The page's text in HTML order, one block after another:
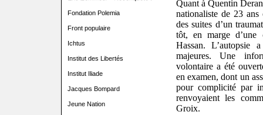
Fondation Polemia
Front populaire
Ichtus
Institut des Libertés
Institut Iliade
Jacques Bompard
Jeune Nation
Quant à Quentin
nationaliste de 23
des suites d’un
tôt, en marge d’une
Hassan. L’autopsie
majeures. Une
volontaire a été
en examen, dont un
pour complicité par
renvoyaient les
Groix.